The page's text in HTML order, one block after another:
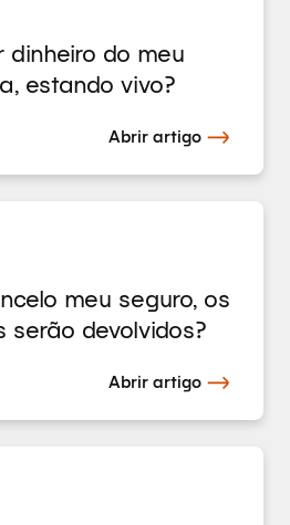
dinheiro do meu
estando vivo?
Abrir artigo
meu seguro, os
serão devolvidos?
Abrir artigo